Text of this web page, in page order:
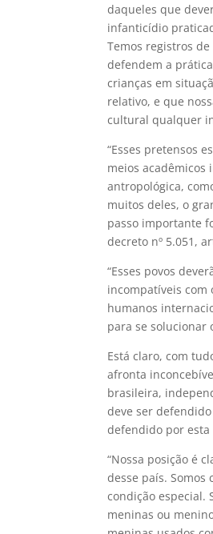
daqueles que
infanticídio
Temos registros
defendem a
crianças em
relativo, e que
cultural qualquer
“Esses pretensos
meios acadêmicos
antropológica,
muitos deles, o
passo importante
decreto nº 5.051,
“Esses povos
incompatíveis
humanos
para se solucionar
Está claro, com
afronta
brasileira,
deve ser
defendido por esta
“Nossa posição é
desse país.
condição especial.
meninas ou